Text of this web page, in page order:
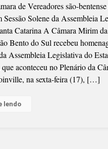
de Vereadores são-
Sessão Solene da Assembleia
Catarina A Câmara Mirim
Bento do Sul recebeu
Assembleia Legislativa do
aconteceu no Plenário da
na sexta-feira (17), […]
lendo